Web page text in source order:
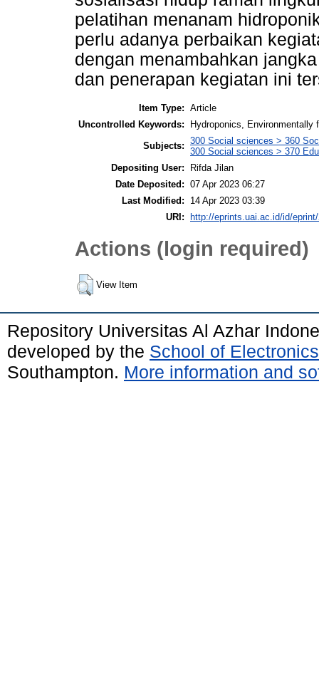
pelatihan menanam
perlu adanya perbaikan
dengan menambahkan
dan penerapan kegiatan ini
Item Type: Article
Uncontrolled Keywords:
Hydroponics, Environmentally
Subjects: 300 Social sciences > 360
300 Social sciences > 370
Depositing User:
Rifda Jilan
Date Deposited: 07 Apr 2023 06:27
Last Modified:
14 Apr 2023 03:39
URI:
http://eprints.uai.ac.id/id/
Actions (login required)
View Item
Repository Universitas Al Azhar
developed by the School of
Southampton. More information and